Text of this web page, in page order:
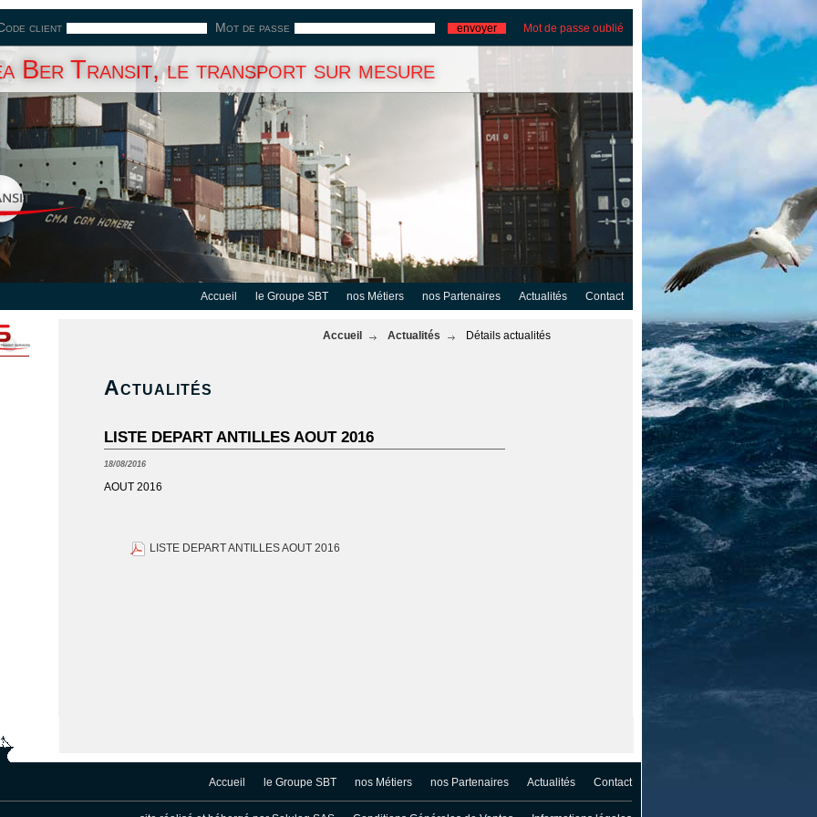
client Mot de passe Mot de passe oublié
Contact
Actualités
nos Partenaires
nos Métiers
le Groupe SBT
Accueil
Ber Transit, le transport sur mesure
Accueil Actualités Détails actualités
Actualités
LISTE DEPART ANTILLES AOUT 2016
18/08/2016
AOUT 2016
LISTE DEPART ANTILLES AOUT 2016
Contact
Actualités
nos Partenaires
nos Métiers
le Groupe SBT
Accueil